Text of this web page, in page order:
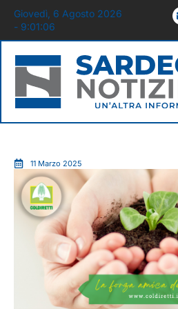
Giovedì, 6 Agosto 2026
- 9:01:06
11 Marzo 2025